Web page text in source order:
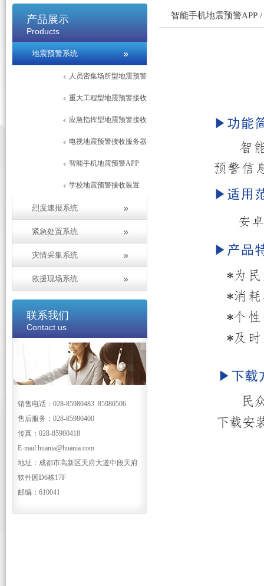
产品展示
Products
地震预警系统
人员密集场所型地震预警
接收服务器
重大工程型地震预警接收
服务器
应急指挥型地震预警接收
服务器
电视地震预警接收服务器
智能手机地震预警APP
学校地震预警接收装置
烈度速报系统
紧急处置系统
灾情采集系统
救援现场系统
联系我们
Contact us
销售电话：028-85980483 85980506
售后服务：028-85980400
传真：028-85980418
E-mail:huania@huania.com
地址：成都市高新区天府大道中段天府
软件园D6栋17F
邮编：610041
智能手机地震预警APP /